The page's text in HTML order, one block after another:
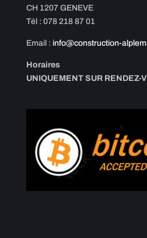
CH 1207 GENEVE
Tél : 078 218 87 01
Email : info@construction-
Horaires
UNIQUEMENT SUR RENDEZ-